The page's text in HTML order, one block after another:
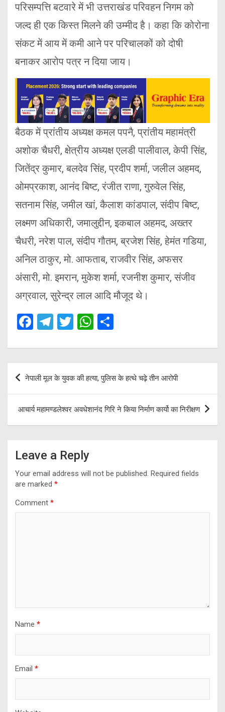
परिसम्पत्ति बटवारे में भी उत्तराखंड परिवहन निगम को
जल्द ही एक किस्त मिलने की उम्मीद है। कहा कि कोरोना
संकट में आय में कमी आने पर परिचालकों को दोषी
बनाकर आरोप पत्र न दिया जाय।
बैठक में प्रांतीय अध्यक्ष कमल पपनै, प्रांतीय महामंत्री
अशोक चैधरी, क्षेत्रीय अध्यक्ष एलडी पालीवाल, केपी सिंह,
जितेंद्र कुमार, बलदेव सिंह, प्रदीप शर्मा, जलील अहमद,
ओमप्रकाश, आनंद बिष्ट, रंजीत राणा, गुरुवेल सिंह,
सतनाम सिंह, जमील खां, कैलाश कांडपाल, संदीप बिष्ट,
लक्ष्मण अधिकारी, जमालुद्दीन, इकबाल अहमद, अख्तर
चैधरी, नरेश पाल, संदीप गौतम, ब्रजेश सिंह, हेमंत गडिया,
अनिल ठाकुर, मो. आफताब, राजवीर सिंह, अफसर
अंसारी, मो. इमरान, मुकेश शर्मा, रजनीश कुमार, संजीव
अग्रवाल, सुरेन्द्र लाल आदि मौजूद थे।
F
ce
b
o
o
k
T
e
gr
a
m
T
tt
er
W
at
A
p
p
ar
e
Post
navigation
नेपाली मूल के युवक की हत्या, पुलिस के हत्थे चढ़े तीन आरोपी
आचार्य महामण्डलेश्वर अवधेशानंद गिरि ने किया निर्माण कार्यो का निरीक्षण
Leave a Reply
Your email address will not be published. Required fields
are marked *
Comment *
Name *
Email *